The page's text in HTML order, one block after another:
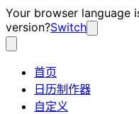
Your browser language
version?Switch
首页
日历制作器
自定义